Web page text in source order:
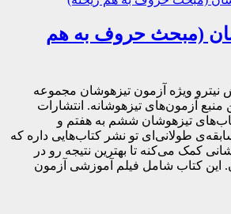
(مبحث حروف به هم
ویژه آزمون تیزهوشان مجموعه
منبع آزمون‌های تیزهوشانه. انتشارات
تیزهوشان ششم به هفتم و
طولانی‌ای تو نشر کتاب‌هایی داره که
کمک می‌کنه تا بهترین نتیجه رو در
این کتاب شامل فیلم آموزشی آزمون